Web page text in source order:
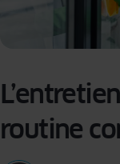
routine